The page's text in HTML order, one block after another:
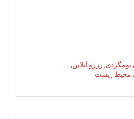
, بومگردی, رزرو آنلاین,
, محیط زیست